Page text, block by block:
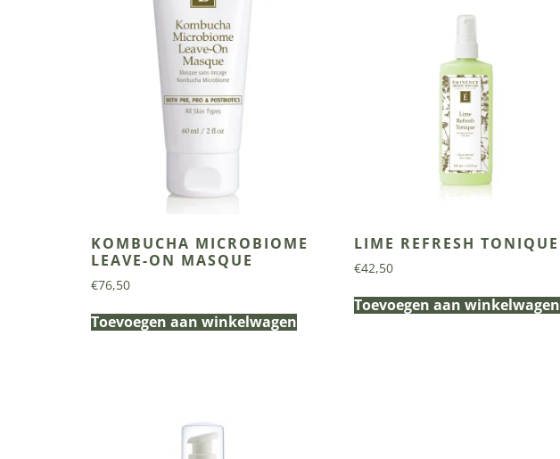
KOMBUCHA MICROBIOME
LEAVE-ON MASQUE
€76,50
Toevoegen aan winkelwagen
LIME REFRESH TONIQUE
€42,50
Toevoegen aan winkelwagen